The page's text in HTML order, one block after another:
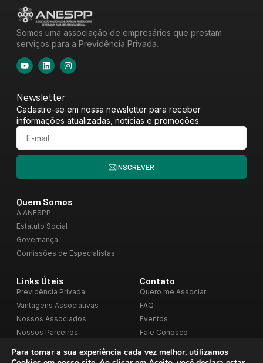
Somos uma associação de empresários que prestam
serviços para a Previdência Privada.
Quem Somos
A ANESPP
Estatuto Social
Governança
Comissões de Especialistas
Links Úteis
Previdência Privada
Vantagens Associativas
Nossos Associados
Nossos Parceiros
Contato
Quero me Associar
FAQ
Eventos
Fale Conosco
Newsletter
Cadastre-se em nossa newsletter para receber
informações atualizadas, notícias e promoções.
INSCREVER
Para tornar a sua experiência cada vez melhor, utilizamos